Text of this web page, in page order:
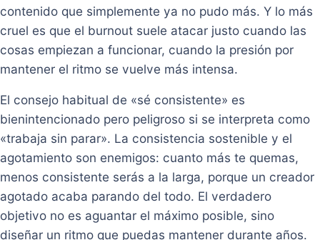
contenido que simplemente ya no pudo más. Y lo más
cruel es que el burnout suele atacar justo cuando las
cosas empiezan a funcionar, cuando la presión por
mantener el ritmo se vuelve más intensa.
El consejo habitual de «sé consistente» es
bienintencionado pero peligroso si se interpreta como
«trabaja sin parar». La consistencia sostenible y el
agotamiento son enemigos: cuanto más te quemas,
menos consistente serás a la larga, porque un creador
agotado acaba parando del todo. El verdadero
objetivo no es aguantar el máximo posible, sino
diseñar un ritmo que puedas mantener durante años.